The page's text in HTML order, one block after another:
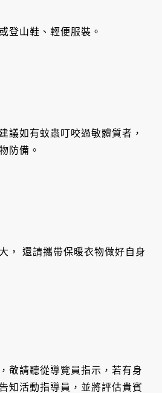
登山鞋、輕便服裝。
議如有蚊蟲叮咬過敏體質者，
防備。
， 還請攜帶保暖衣物做好自身
敬請聽從導覽員指示，若有身
知活動指導員，並將評估貴賓